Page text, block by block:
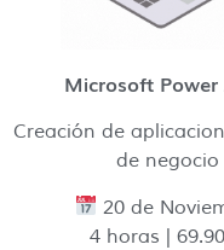
Microsoft Power
Creación de
de negocio
20 de
4 horas |